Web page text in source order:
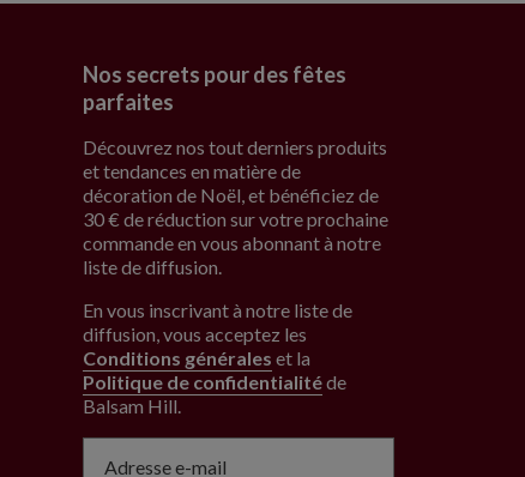
Nos secrets pour des fêtes
parfaites
Découvrez nos tout derniers produits
et tendances en matière de
décoration de Noël, et bénéficiez de
30 € de réduction sur votre prochaine
commande en vous abonnant à notre
liste de diffusion.
En vous inscrivant à notre liste de
diffusion, vous acceptez les
Conditions générales et la
Politique de confidentialitéde
Balsam Hill.